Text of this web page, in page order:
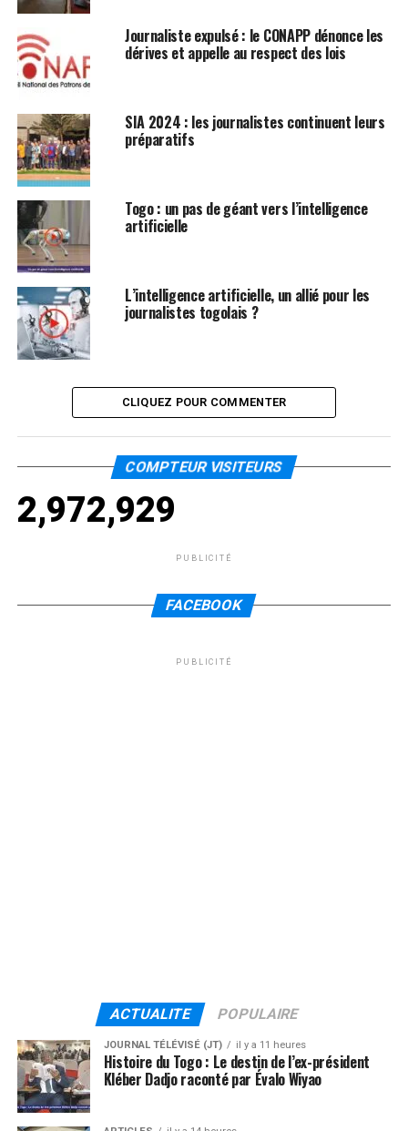
Journaliste expulsé : le CONAPP dénonce les
dérives et appelle au respect des lois
SIA 2024 : les journalistes continuent leurs
préparatifs
Togo : un pas de géant vers l’intelligence
artificielle
L’intelligence artificielle, un allié pour les
journalistes togolais ?
CLIQUEZ POUR COMMENTER
COMPTEUR VISITEURS
2,972,929
PUBLICITÉ
FACEBOOK
PUBLICITÉ
ACTUALITE POPULAIRE
JOURNAL TÉLÉVISÉ (JT) il y a 11 heures
Histoire du Togo : Le destin de l’ex-président
Kléber Dadjo raconté par Évalo Wiyao